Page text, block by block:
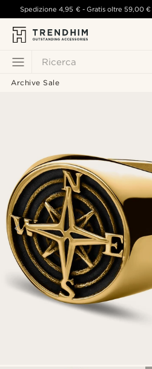
Ricerca
Spedizione4,95 €- Gratis oltre 59,00 €
Archive Sale